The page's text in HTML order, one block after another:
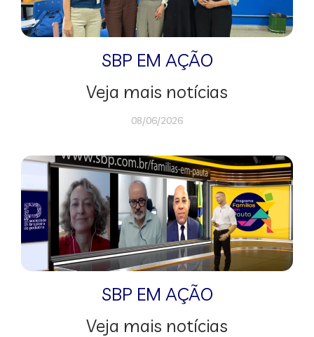
SBP EM AÇÃO
Veja mais notícias
08/06/2026
SBP EM AÇÃO
Veja mais notícias